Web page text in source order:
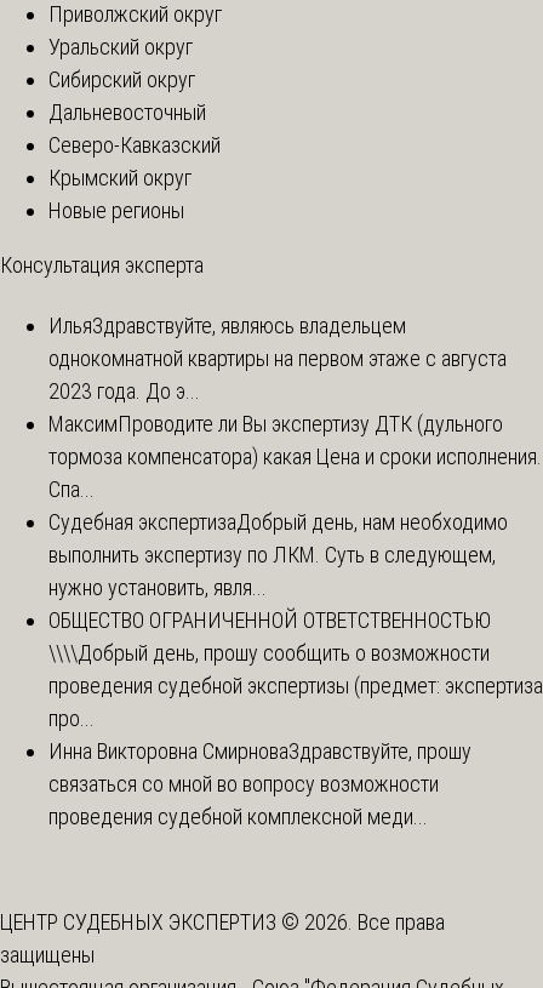
Приволжский округ
Уральский округ
Сибирский округ
Дальневосточный
Северо-Кавказский
Крымский округ
Новые регионы
Консультация эксперта
ИльяЗдравствуйте, являюсь владельцем
однокомнатной квартиры на первом этаже с августа
2023 года. До э...
МаксимПроводите ли Вы экспертизу ДТК (дульного
тормоза компенсатора) какая Цена и сроки исполнения.
Спа...
Судебная экспертизаДобрый день, нам необходимо
выполнить экспертизу по ЛКМ. Суть в следующем,
нужно установить, явля...
ОБЩЕСТВО ОГРАНИЧЕННОЙ ОТВЕТСТВЕННОСТЬЮ
\\\\Добрый день, прошу сообщить о возможности
проведения судебной экспертизы (предмет: экспертиза
про...
Инна Викторовна СмирноваЗдравствуйте, прошу
связаться со мной во вопросу возможности
проведения судебной комплексной меди...
ЦЕНТР СУДЕБНЫХ ЭКСПЕРТИЗ © 2026. Все права
защищены